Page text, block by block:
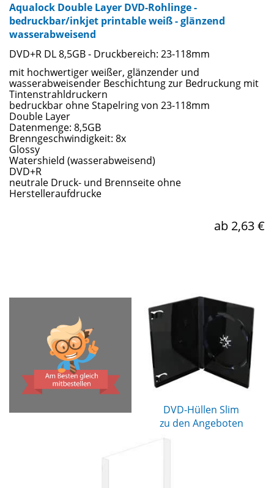
Aqualock Double Layer DVD-Rohlinge -
bedruckbar/inkjet printable weiß - glänzend
wasserabweisend
DVD+R DL 8,5GB - Druckbereich: 23-118mm
mit hochwertiger weißer, glänzender und
wasserabweisender Beschichtung zur Bedruckung mit
Tintenstrahldruckern
bedruckbar ohne Stapelring von 23-118mm
Double Layer
Datenmenge: 8,5GB
Brenngeschwindigkeit: 8x
Glossy
Watershield (wasserabweisend)
DVD+R
neutrale Druck- und Brennseite ohne
Herstelleraufdrucke
ab 2,63 €
DVD-Hüllen Slim
zu den Angeboten